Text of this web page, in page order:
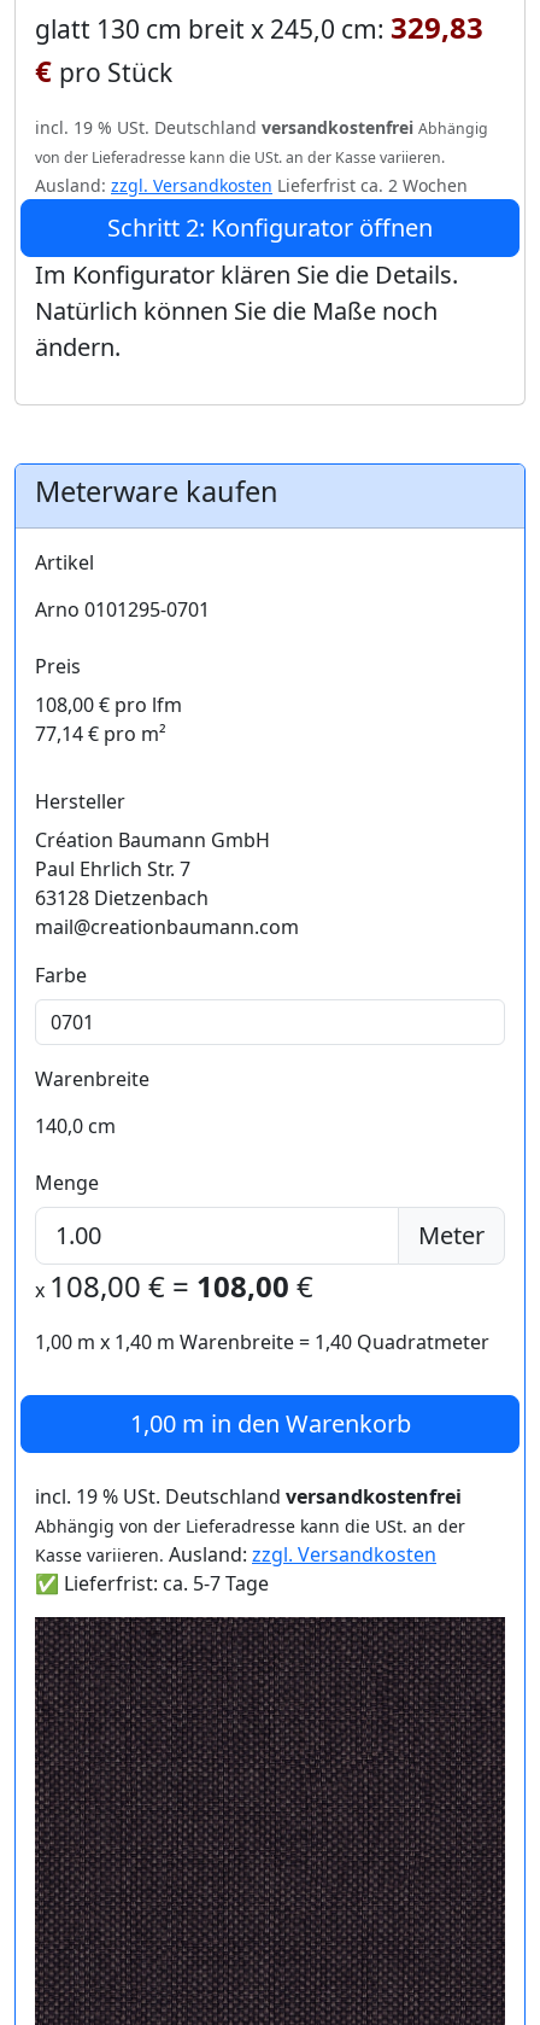
glatt 130 cm breit x 245,0 cm: 329,83
€ pro Stück
incl. 19 % USt. Deutschland versandkostenfrei Abhängig
von der Lieferadresse kann die USt. an der Kasse variieren.
Ausland: zzgl. Versandkosten Lieferfrist ca. 2 Wochen
Schritt 2: Konfigurator öffnen
Im Konfigurator klären Sie die Details.
Natürlich können Sie die Maße noch
ändern.
Meterware kaufen
Artikel
Arno 0101295-0701
Preis
108,00 € pro lfm
77,14 € pro m²
Hersteller
Création Baumann GmbH
Paul Ehrlich Str. 7
63128 Dietzenbach
mail@creationbaumann.com
Farbe
Warenbreite
140,0 cm
Menge
Meter
x 108,00 € = 108,00 €
1,00 m x 1,40 m Warenbreite = 1,40 Quadratmeter
1,00 m in den Warenkorb
incl. 19 % USt. Deutschland versandkostenfrei
Abhängig von der Lieferadresse kann die USt. an der
Kasse variieren. Ausland: zzgl. Versandkosten
✅ Lieferfrist: ca. 5-7 Tage